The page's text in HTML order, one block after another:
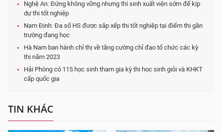
Nghệ An: Đứng không vững nhưng thí sinh xuất viện sớm để kịp
dự thi tốt nghiệp
Nam Định: Đa số HS được sắp xếp thi tốt nghiệp tại điểm thi gần
trường đang học
Hà Nam ban hành chỉ thị về tăng cường chỉ đạo tổ chức các kỳ
thi năm 2023
Hải Phòng có 115 học sinh tham gia kỳ thi học sinh giỏi và KHKT
cấp quốc gia
TIN KHÁC